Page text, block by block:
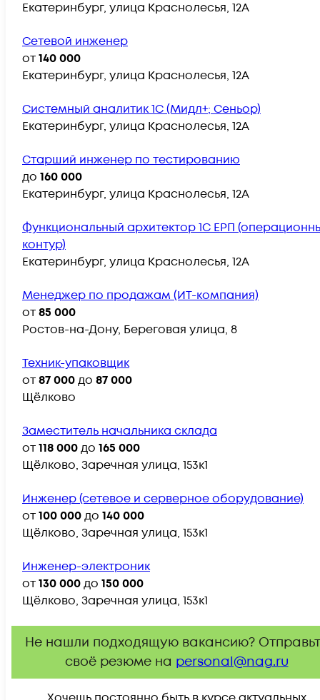
Екатеринбург, улица Краснолесья, 12А
Сетевой инженер
от140 000
Екатеринбург, улица Краснолесья, 12А
Системный аналитик 1С (Мидл+; Сеньор)
Екатеринбург, улица Краснолесья, 12А
Старший инженер по тестированию
до 160 000
Екатеринбург, улица Краснолесья, 12А
Функциональный архитектор 1С ЕРП
контур)
Екатеринбург, улица Краснолесья, 12А
Менеджер по продажам (ИТ-компания)
от85 000
Ростов-на-Дону, Береговая улица, 8
Техник-упаковщик
от87 000до 87 000
Щёлково
Заместитель начальника склада
от118 000до 165 000
Щёлково, Заречная улица, 153к1
Инженер (сетевое и серверное оборудование)
от100 000до 140 000
Щёлково, Заречная улица, 153к1
Инженер-электроник
от130 000до 150 000
Щёлково, Заречная улица, 153к1
Не нашли подходящую вакансию?
своё резюме на personal@nag.ru